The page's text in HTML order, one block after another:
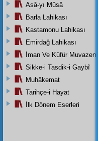
Asâ-yı Mûsâ
Barla Lahikası
Kastamonu Lahikası
Emirdağ Lahikası
İman Ve Küfür Muvazeneleri
Sikke-i Tasdik-i Gaybî
Muhâkemat
Tarihçe-i Hayat
İlk Dönem Eserleri